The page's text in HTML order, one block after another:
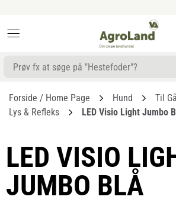
Forside / Home Page Hund
Til
Lys & Refleks
LED Visio Light Jumbo
LED VISIO
JUMBO BLÅ